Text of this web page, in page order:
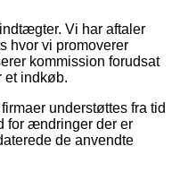
Vi har aftaler
hvor vi promoverer
kommission forudsat
et indkøb.
understøttes fra tid
for ændringer der er
de anvendte